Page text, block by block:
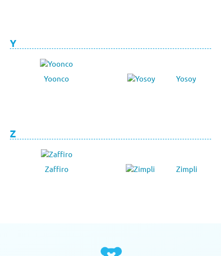
Y
Yoonco Yosoy
Z
Zaffiro Zimpli